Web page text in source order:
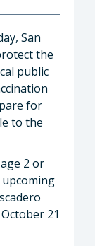
San
the
public
for
to the
2 or
21